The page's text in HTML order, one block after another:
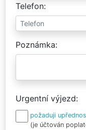
Telefon
Poznámka
Urgentní výjezd
požaduji
(je účtován